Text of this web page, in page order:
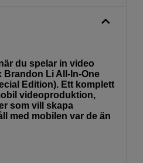
du spelar in video
Brandon Li All-In-One
Edition). Ett komplett
videoproduktion,
som vill skapa
med mobilen var de än